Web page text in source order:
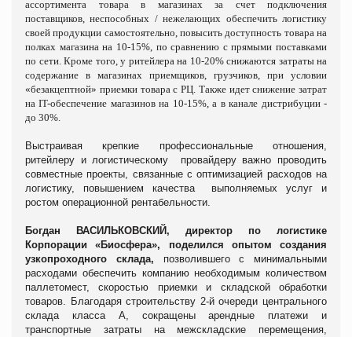
ассортимента товара в магазинах за счет подключения
поставщиков, неспособных / нежелающих обеспечить логистику
своей продукции самостоятельно, повысить доступность товара на
полках магазина на 10-15%, по сравнению с прямыми поставками
по сети. Кроме того, у ритейлера на 10-20% снижаются затраты на
содержание в магазинах приемщиков, грузчиков, при условии
«безакцептной» приемки товара с РЦ. Также идет снижение затрат
на IT-обеспечение магазинов на 10-15%, а в канале дистрибуции -
до 30%.
Выстраивая крепкие профессиональные отношения,
ритейлеру и логистическому провайдеру важно проводить
совместные проекты, связанные с оптимизацией расходов на
логистику, повышением качества выполняемых услуг и
ростом операционной рентабельности.
Богдан ВАСИЛЬКОВСКИЙ, директор по логистике
Корпорации «Биосфера», поделился опытом создания
узкопроходного склада, позволившего с
минимальными
расходами обеспечить компанию необходимым количеством
паллетомест, скоростью приемки и складской обработки
товаров. Благодаря строительству 2-й очереди центрального
склада класса А,
сокращены арендные платежи и
транспортные затраты на межскладские перемещения,